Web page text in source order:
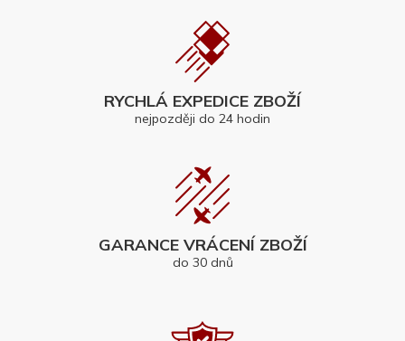
RYCHLÁ EXPEDICE ZBOŽÍ
nejpozději do 24 hodin
GARANCE VRÁCENÍ ZBOŽÍ
do 30 dnů